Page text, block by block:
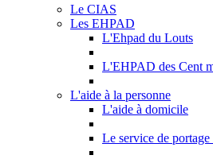
Le CIAS
Les EHPAD
L'Ehpad du Louts
L'EHPAD des Cent
L'aide à la personne
L'aide à domicile
Le service de portage